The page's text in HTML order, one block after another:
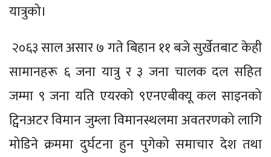
यात्रुको।
२०६३ साल असार ७ गते बिहान ११ बजे सुर्खेतबाट केही
सामानहरू ६ जना यात्रु र ३ जना चालक दल सहित
जम्मा ९ जना यति एयरको ९एनएबीक्यू कल साइनको
ट्विनअटर विमान जुम्ला विमानस्थलमा अवतरणको लागि
मोडिने क्रममा दुर्घटना हुन पुगेको समाचार देश तथा